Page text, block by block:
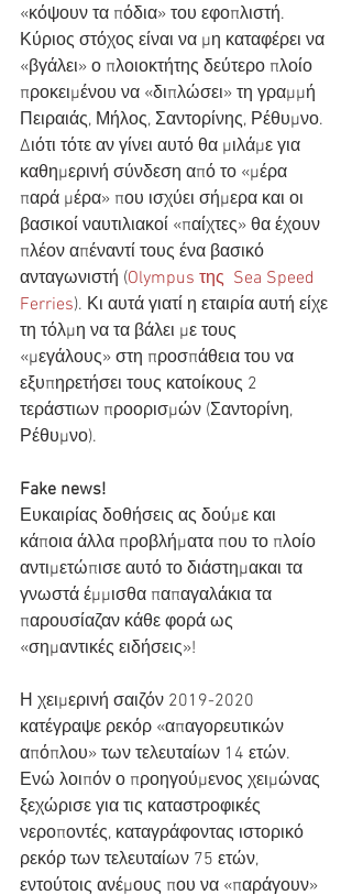
«κόψουν τα πόδια» του εφοπλιστή.
Κύριος στόχος είναι να μη καταφέρει να
«βγάλει» ο πλοιοκτήτης δεύτερο πλοίο
προκειμένου να «διπλώσει» τη γραμμή
Πειραιάς, Μήλος, Σαντορίνης, Ρέθυμνο.
Διότι τότε αν γίνει αυτό θα μιλάμε για
καθημερινή σύνδεση από το «μέρα
παρά μέρα» που ισχύει σήμερα και οι
βασικοί ναυτιλιακοί «παίχτες» θα έχουν
πλέον απέναντί τους ένα βασικό
ανταγωνιστή (Olympus της  Sea Speed
Ferries). Κι αυτά γιατί η εταιρία αυτή είχε
τη τόλμη να τα βάλει με τους
«μεγάλους» στη προσπάθεια του να
εξυπηρετήσει τους κατοίκους 2
τεράστιων προορισμών (Σαντορίνη,
Ρέθυμνο).
Fake news!
Ευκαιρίας δοθήσεις ας δούμε και
κάποια άλλα προβλήματα που το πλοίο
αντιμετώπισε αυτό το διάστημακαι τα
γνωστά έμμισθα παπαγαλάκια τα
παρουσίαζαν κάθε φορά ως
«σημαντικές ειδήσεις»!
Η χειμερινή σαιζόν 2019-2020
κατέγραψε ρεκόρ «απαγορευτικών
απόπλου» των τελευταίων 14 ετών.
Ενώ λοιπόν ο προηγούμενος χειμώνας
ξεχώρισε για τις καταστροφικές
νεροποντές, καταγράφοντας ιστορικό
ρεκόρ των τελευταίων 75 ετών,
εντούτοις ανέμους που να «παράγουν»